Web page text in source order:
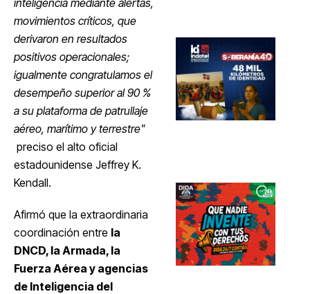
inteligencia mediante alertas,
movimientos críticos, que
derivaron en resultados
positivos operacionales;
igualmente congratulamos el
desempeño superior al 90 %
a su plataforma de patrullaje
aéreo, marítimo y terrestre"
preciso el alto oficial
estadounidense Jeffrey K.
Kendall.
Afirmó que la extraordinaria
coordinación entre la
DNCD, la Armada, la
Fuerza Aérea y agencias
de Inteligencia del